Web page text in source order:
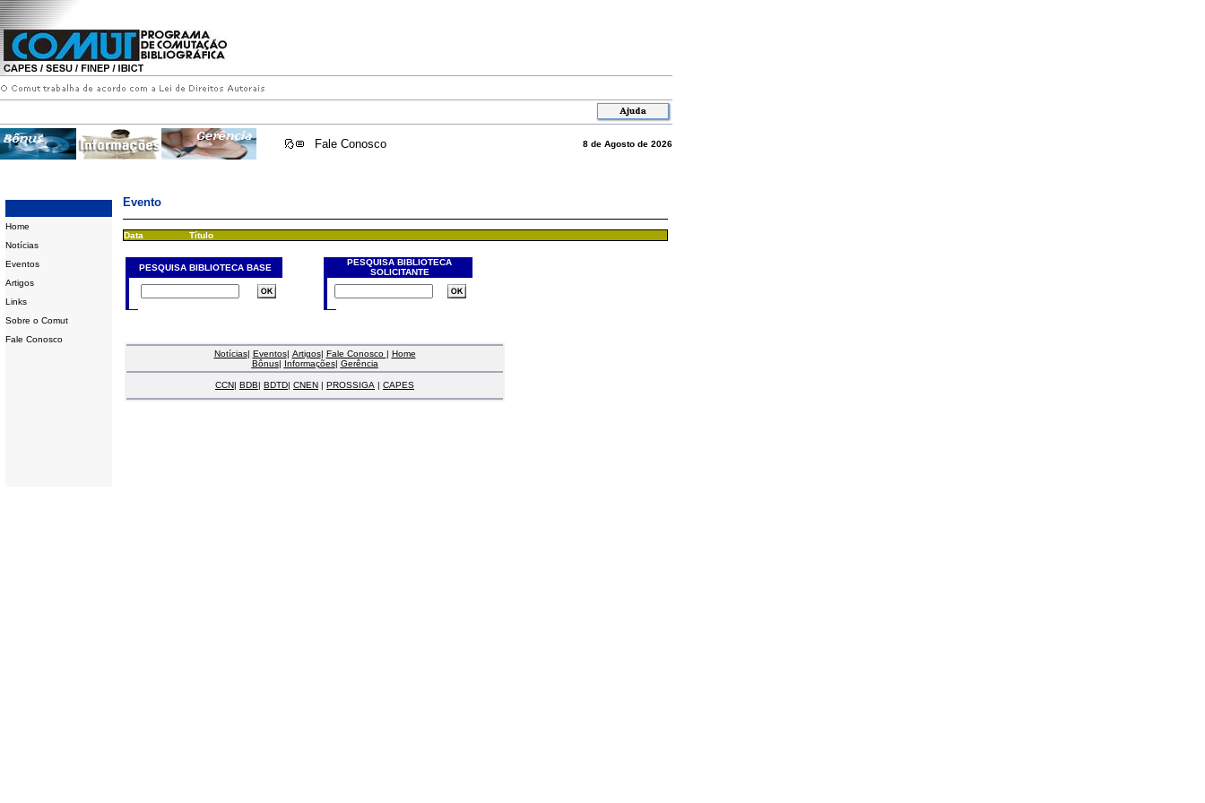
Fale Conosco 8 de Agosto de 2026
Home
Notícias
Eventos
Artigos
Links
Sobre o Comut
Fale Conosco
Evento
Data Título
PESQUISA BIBLIOTECA BASE
PESQUISA BIBLIOTECA
SOLICITANTE
Notícias| Eventos| Artigos| Fale Conosco | Home
Bônus| Informações| Gerência
CCN| BDB| BDTD| CNEN | PROSSIGA | CAPES